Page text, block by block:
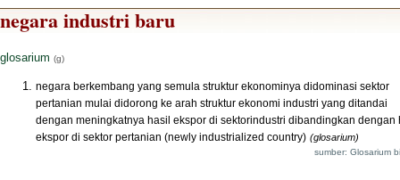
negara industri baru
glosarium (g)
negara berkembang yang semula struktur ekonominya didominasi sektor
pertanian mulai didorong ke arah struktur ekonomi industri yang ditandai
dengan meningkatnya hasil ekspor di sektorindustri dibandingkan dengan
ekspor di sektor pertanian (newly industrialized country) (glosarium)
sumber: Glosarium